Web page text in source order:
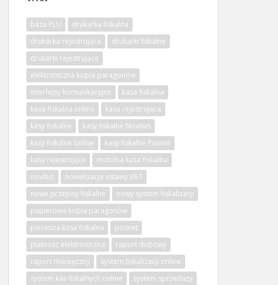
baza PLU
drukarka fiskalna
drukarka rejestrująca
drukarki fiskalne
drukarki rejestrujące
elektroniczna kopia paragonów
interfejsy komunikacyjne
kasa fiskalna
kasa fiskalna online
kasa rejestrująca
kasy fiskalne
kasy fiskalne Novitus
kasy fiskalne online
kasy fiskalne Posnet
kasy rejestrujące
mobilna kasa fiskalna
novitus
nowelizacja ustawy VAT
nowe przepisy fiskalne
nowy system fiskalizacji
papierowa kopia paragonów
pierwsza kasa fiskalna
posnet
płatność elektroniczna
raport dobowy
raport miesięczny
system fiskalizacji online
system kas fiskalnych online
system sprzedaży